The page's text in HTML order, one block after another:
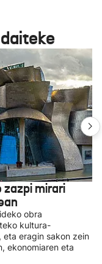
zazpi mirari
obra
kultura-
eragin sakon zein
ekonomiaren eta